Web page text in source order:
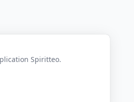
Spiritteo.